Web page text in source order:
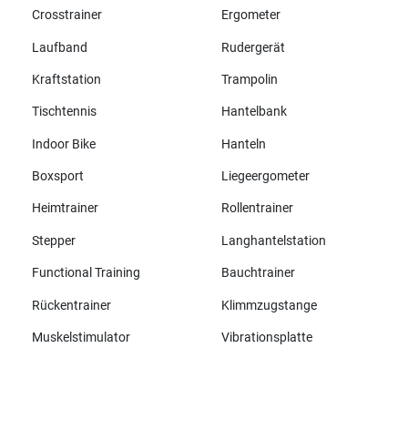
Crosstrainer
Ergometer
Laufband Rudergerät
Kraftstation Trampolin
Tischtennis Hantelbank
Indoor Bike Hanteln
Boxsport Liegeergometer
Heimtrainer Rollentrainer
Stepper Langhantelstation
Functional Training Bauchtrainer
Rückentrainer Klimmzugstange
Muskelstimulator Vibrationsplatte